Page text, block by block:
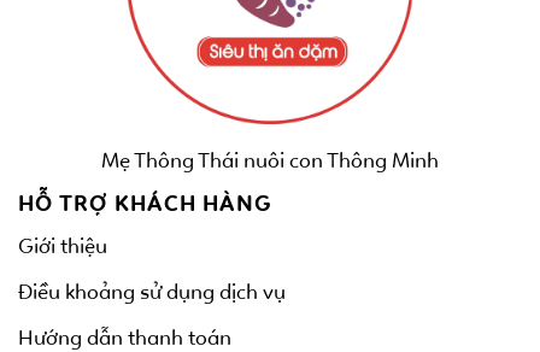
Mẹ Thông Thái nuôi con Thông Minh
HỖ TRỢ KHÁCH HÀNG
Giới thiệu
Điều khoảng sử dụng dịch vụ
Hướng dẫn thanh toán